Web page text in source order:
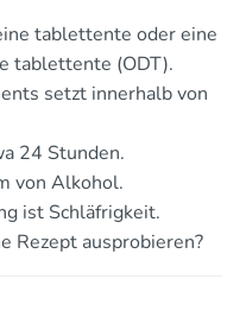
tablettente oder eine
tablettente (ODT).
setzt innerhalb von
24 Stunden.
von Alkohol.
ist Schläfrigkeit.
Rezept ausprobieren?